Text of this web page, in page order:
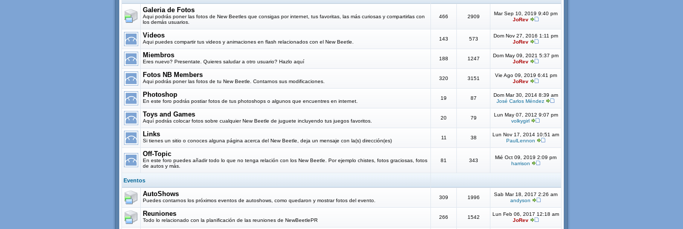
Galeria de Fotos
Aqui podrás poner las fotos de New Beetles que consigas por internet, tus favoritas, las más curiosas y compartirlas con
los demás usuarios.
466 2909
Mar Sep 10, 2019 9:40 pm
JoRev
Videos
Aqui puedes compartir tus videos y animaciones en flash relacionados con el New Beetle.
143 573
Dom Nov 27, 2016 1:11 pm
JoRev
Miembros
Eres nuevo? Presentate. Quieres saludar a otro usuario? Hazlo aquí
188 1247
Dom May 09, 2021 5:37 pm
JoRev
Fotos NB Members
Aqui podrás poner las fotos de tu New Beetle. Contarnos sus modificaciones.
320 3151
Vie Ago 09, 2019 6:41 pm
JoRev
Photoshop
En este foro podrás postiar fotos de tus photoshops o algunos que encuentres en internet.
19 87
Dom Mar 30, 2014 8:39 am
José Carlos Méndez
Toys and Games
Aquí podrás colocar fotos sobre cualquier New Beetle de juguete incluyendo tus juegos favoritos.
20 79
Lun May 07, 2012 9:07 pm
volkygirl
Links
Si tienes un sitio o conoces alguna página acerca del New Beetle, deja un mensaje con la(s) dirección(es)
11 38
Lun Nov 17, 2014 10:51 am
PaulLennon
Off-Topic
En este foro puedes añadir todo lo que no tenga relación con los New Beetle. Por ejemplo chistes, fotos graciosas, fotos
de autos y más.
81 343
Mié Oct 09, 2019 2:09 pm
harrison
Eventos
AutoShows
Puedes contarnos los próximos eventos de autoshows, como quedaron y mostrar fotos del evento.
309 1996
Sab Mar 18, 2017 2:26 am
andyson
Reuniones
Todo lo relacionado con la planificación de las reuniones de NewBeetlePR
266 1542
Lun Feb 06, 2017 12:18 am
JoRev